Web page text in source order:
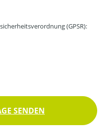
(GPSR):
SENDEN